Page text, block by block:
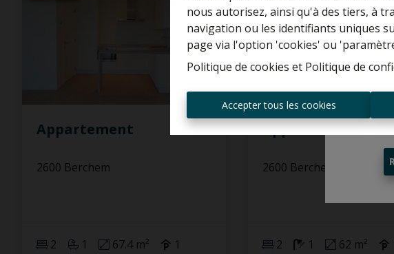
nous autorisez, ainsi qu'à des tiers, à
navigation ou les identifiants uniques
page via l'option 'cookies' ou
Politique de cookies et Politique de
Accepter tous les cookies
Appartement
2600 Berchem
2 1 67.4 m² 1
Appartement
2600 Berchem
2 1 62 m²